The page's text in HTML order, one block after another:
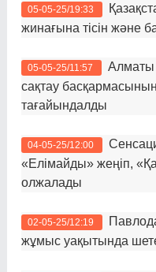
05-05-25/19:33
жинағына тісін және
05-05-25/11:57
Алматы
сақтау
тағайындалды
04-05-25/12:00
«Елімайды» жеңіп,
олжалады
02-05-25/12:19
жұмыс уақытында